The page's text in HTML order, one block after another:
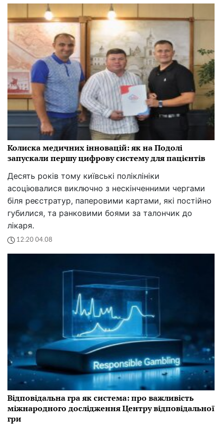
Колиска медичних інновацій: як на Подолі
запускали першу цифрову систему для пацієнтів
Десять років тому київські поліклініки
асоціювалися виключно з нескінченними чергами
біля реєстратур, паперовими картами, які постійно
губилися, та ранковими боями за талончик до
лікаря.
12:20 04.08
Відповідальна гра як система: про важливість
міжнародного дослідження Центру відповідальної
гри